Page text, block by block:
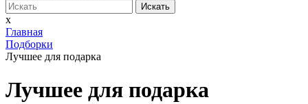
Искать
x
Главная
Подборки
Лучшее для подарка
Лучшее для подарка